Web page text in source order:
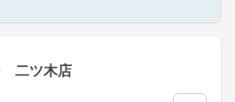
二ツ木店